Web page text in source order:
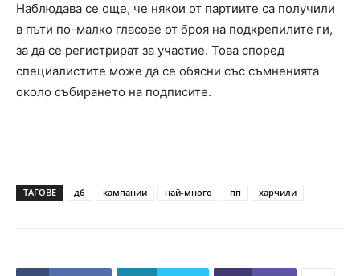
Наблюдава се още, че някои от партиите са получили
в пъти по-малко гласове от броя на подкрепилите ги,
за да се регистрират за участие. Това според
специалистите може да се обясни със съмненията
около събирането на подписите.
ТАГОВЕ дб кампании най-много пп харчили